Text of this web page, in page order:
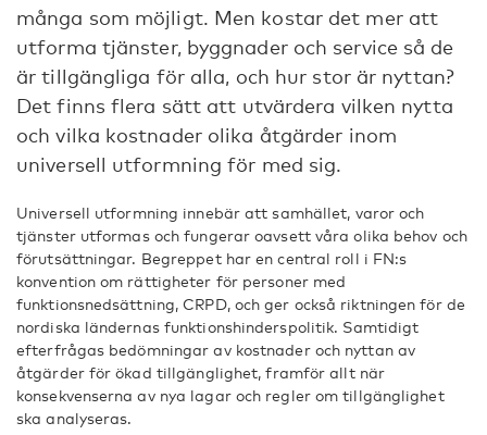
många som möjligt. Men kostar det mer att
utforma tjänster, byggnader och service så de
är tillgängliga för alla, och hur stor är nyttan?
Det finns flera sätt att utvärdera vilken nytta
och vilka kostnader olika åtgärder inom
universell utformning för med sig.
Universell utformning innebär att samhället, varor och
tjänster utformas och fungerar oavsett våra olika behov och
förutsättningar. Begreppet har en central roll i FN:s
konvention om rättigheter för personer med
funktionsnedsättning, CRPD, och ger också riktningen för de
nordiska ländernas funktionshinderspolitik. Samtidigt
efterfrågas bedömningar av kostnader och nyttan av
åtgärder för ökad tillgänglighet, framför allt när
konsekvenserna av nya lagar och regler om tillgänglighet
ska analyseras.